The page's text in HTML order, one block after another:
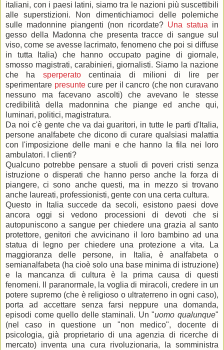
italiani, con i paesi latini, siamo tra le nazioni più suscettibili
alle superstizioni. Non dimentichiamoci delle polemiche
sulle madonnine piangenti (non ricordate? Una statua in
gesso della Madonna che presenta tracce di sangue sul
viso, come se avesse lacrimato, fenomeno che poi si diffuse
in tutta Italia) che hanno occupato pagine di giornale,
smosso magistrati, carabinieri, giornalisti. Siamo la nazione
che ha sperperatocentinaia di milioni di lire per
sperimentare presuntecure per il cancro (che non curavano
nessuno ma facevano ascolti) che avevano le stesse
credibilità della madonnina che piange ed anche qui,
luminari, politici, magistratura.
Da noi c'è gente che va dai guaritori, in tutte le parti d'Italia,
persone analfabete che dicono di curare qualsiasi malattia
con l'imposizione delle mani e che hanno la fila nei loro
ambulatori. I clienti?
Qualcuno potrebbe pensare a stuoli di poveri cristi senza
istruzione o disperati che hanno perso anche la forza di
piangere, ci sono anche questi, ma in mezzo si trovano
anche laureati, professionisti, gente con una certa cultura.
Questo in Italia succede da secoli, esistono paesi dove
ancora oggi si vedono processioni di devoti che si
autopuniscono a sangue per chiedere una grazia al santo
protettore, genitori che avvicinano il loro bambino ad una
statua di legno per chiedere una protezione a vita. La
maggioranza delle persone, in Italia, è analfabeta o
semianalfabeta (ha cioè solo una base minima di istruzione)
e la mancanza di cultura è la prima causa di questi
fenomeni. Il paranormale, la voglia di miracoli, credere in un
potere supremo (che è religioso o ultraterreno in ogni caso),
porta ad accettare senza farsi neppure una domanda,
episodi come quello delle staminali. Un "uomo qualunque"
(nel caso in questione un "non medico", docente di
psicologia, già proprietario di una agenzia di ricerche di
mercato) inventa una cura rivoluzionaria, la somministra